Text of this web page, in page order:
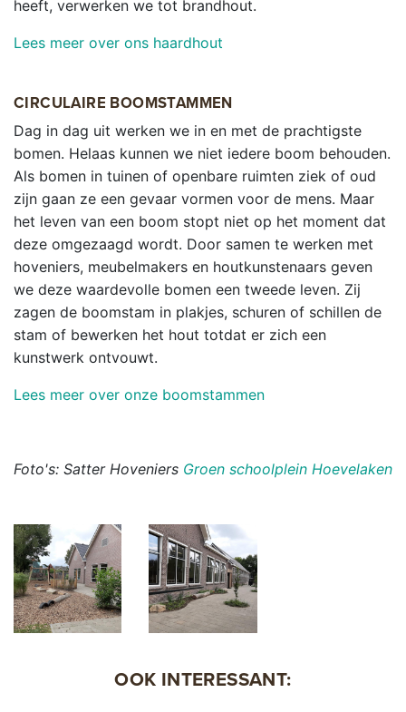
heeft, verwerken we tot brandhout.
Lees meer over ons haardhout
CIRCULAIRE BOOMSTAMMEN
Dag in dag uit werken we in en met de prachtigste
bomen. Helaas kunnen we niet iedere boom behouden.
Als bomen in tuinen of openbare ruimten ziek of oud
zijn gaan ze een gevaar vormen voor de mens. Maar
het leven van een boom stopt niet op het moment dat
deze omgezaagd wordt. Door samen te werken met
hoveniers, meubelmakers en houtkunstenaars geven
we deze waardevolle bomen een tweede leven. Zij
zagen de boomstam in plakjes, schuren of schillen de
stam of bewerken het hout totdat er zich een
kunstwerk ontvouwt.
Lees meer over onze boomstammen
Foto's: Satter Hoveniers Groen schoolplein Hoevelaken
OOK INTERESSANT: